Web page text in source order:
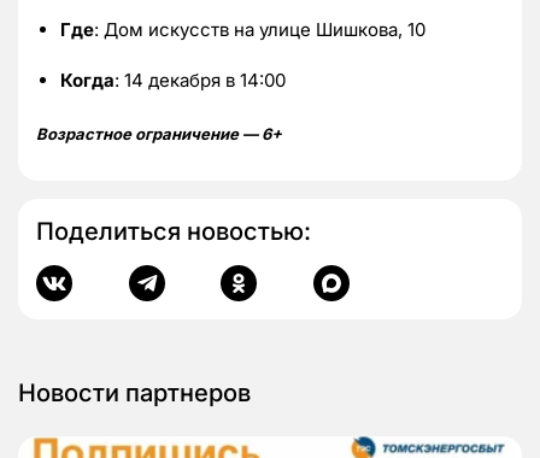
Где: Дом искусств на улице Шишкова, 10
Когда: 14 декабря в 14:00
Возрастное ограничение — 6+
Поделиться новостью:
Новости партнеров